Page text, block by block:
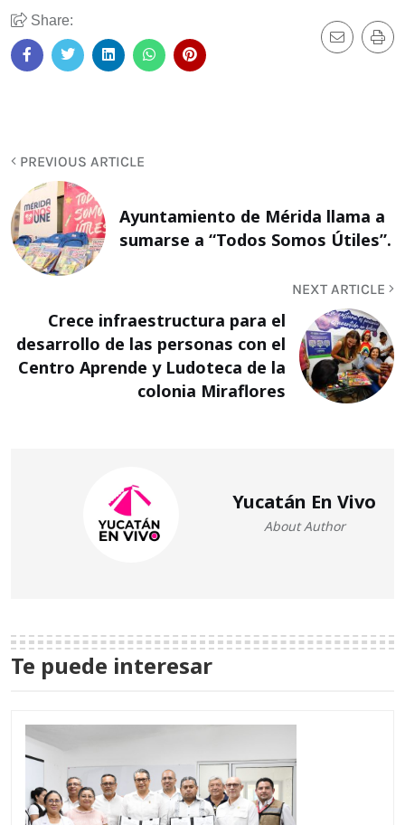
Share:
PREVIOUS ARTICLE
Ayuntamiento de Mérida llama a
sumarse a “Todos Somos Útiles”.
NEXT ARTICLE
Crece infraestructura para el
desarrollo de las personas con el
Centro Aprende y Ludoteca de la
colonia Miraflores
Yucatán En Vivo
About Author
Te puede interesar